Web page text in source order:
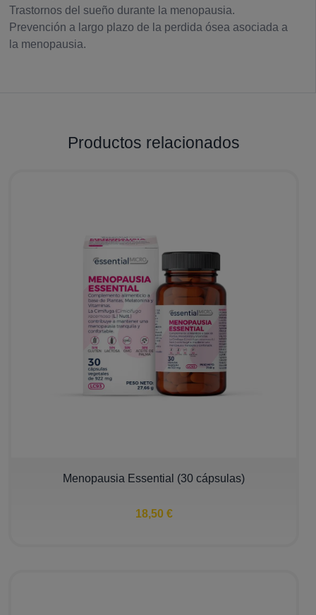
Trastornos del sueño durante la menopausia.
Prevención a largo plazo de la perdida ósea asociada a
la menopausia.
Productos relacionados
Menopausia Essential (30 cápsulas)
18,50 €